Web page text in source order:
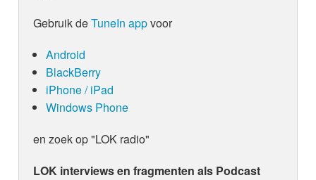
Gebruik deTuneIn appvoor
Android
BlackBerry
iPhone / iPad
Windows Phone
en zoek op "LOK radio"
LOK interviews en fragmenten als Podcast